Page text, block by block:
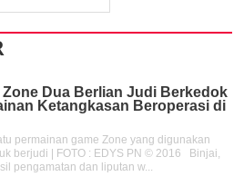
Zone Dua Berlian Judi Berkedok
Ketangkasan Beroperasi di
permainan game Zone yang digunakan
berjudi | FOTO : EDYS PN © 2016 Binjai,
pengamatan dan liputan w...